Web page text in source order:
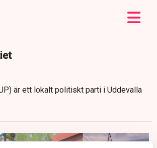
är ett lokalt politiskt parti i Uddevalla